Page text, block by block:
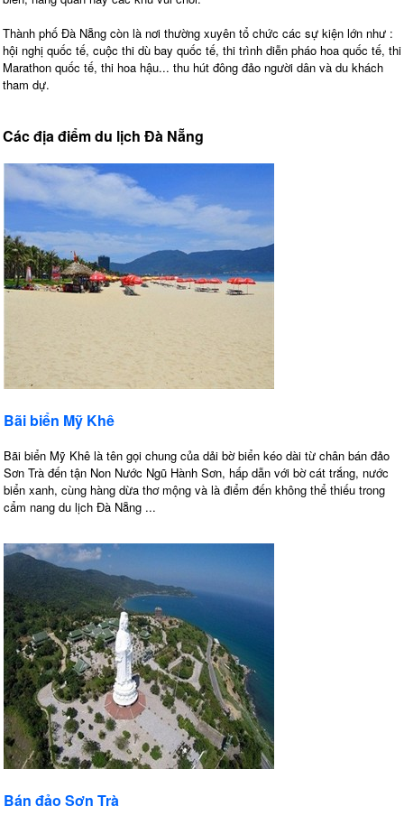
Thành phố Đà Nẵng còn là nơi thường xuyên tổ chức các sự kiện lớn như :
hội nghị quốc tế, cuộc thi dù bay quốc tế, thi trình diễn pháo hoa quốc tế, thi
Marathon quốc tế, thi hoa hậu... thu hút đông đảo người dân và du khách
tham dự.
Các địa điểm du lịch Đà Nẵng
Bãi biển Mỹ Khê
Bãi biển Mỹ Khê là tên gọi chung của dải bờ biển kéo dài từ chân bán đảo
Sơn Trà đến tận Non Nước Ngũ Hành Sơn, hấp dẫn với bờ cát trắng, nước
biển xanh, cùng hàng dừa thơ mộng và là điểm đến không thể thiếu trong
cẩm nang du lịch Đà Nẵng ...
Bán đảo Sơn Trà